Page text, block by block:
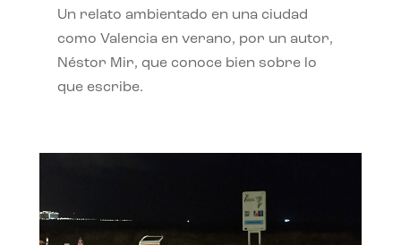
Un relato ambientado en una ciudad
como Valencia en verano, por un autor,
Néstor Mir, que conoce bien sobre lo
que escribe.